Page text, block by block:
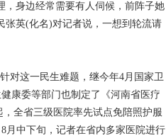
身边经常需要有人伺候，前阵子她
张英(化名)对记者说，一想到轮流请
这一民生难题，继今年4月国家卫
康委等部门也制定了《河南省医疗
全省三级医院率先试点免陪照护服
月中下旬，记者在省内多家医院进行